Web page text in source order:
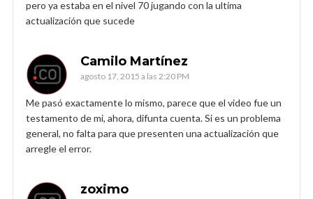
pero ya estaba en el nivel 70 jugando con la ultima
actualización que sucede
Camilo Martínez
agosto 17, 2015 a las 2:20 PM
Me pasó exactamente lo mismo, parece que el video fue un
testamento de mi, ahora, difunta cuenta. Si es un problema
general, no falta para que presenten una actualización que
arregle el error.
zoximo